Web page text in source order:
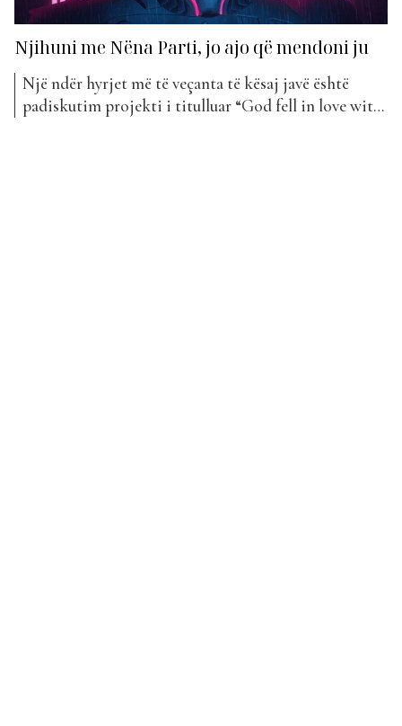
Njihuni me Nëna Parti, jo ajo që mendoni ju
Një ndër hyrjet më të veçanta të kësaj javë është
padiskutim projekti i titulluar “God fell in love with